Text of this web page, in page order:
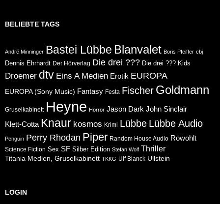
BELIEBTE TAGS
André Minninger Bastei Lübbe Blanvalet Boris Pfeiffer cbj
Dennis Ehrhardt Der Hörverlag Die drei ??? Die drei ??? Kids
Droemer dtv Eins A Medien Erotik EUROPA
EUROPA (Sony Music) Fantasy Festa Fischer Goldmann
Gruselkabinett Heyne Horror Jason Dark John Sinclair
Klett-Cotta Knaur kosmos Krimi Lübbe Lübbe Audio
Penguin Perry Rhodan Piper Random House Audio Rowohlt
Science Fiction Sex SF Silber Edition Stefan Wolf Thriller
Titania Medien, Gruselkabinett TKKG Ulf Blanck Ullstein
LOGIN